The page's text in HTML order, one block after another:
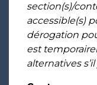
section(s)/
accessible(s)
dérogation
est
alternatives